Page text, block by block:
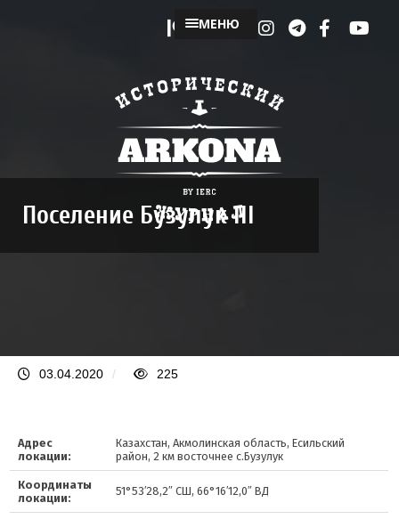
МЕНЮ
Поселение Бузулук III
03.04.2020 / 225
Адрес
локации:
Казахстан, Акмолинская область, Есильский
район, 2 км восточнее с.Бузулук
Координаты
локации:
51°53′28,2″ СШ, 66°16′12,0″ ВД